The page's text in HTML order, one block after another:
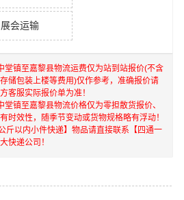
展会运输
堂镇至嘉黎县物流运费仅为站到站报价(不含
储包装上楼等费用)仅作参考，准确报价请
客服实际报价单为准！
堂镇至嘉黎县物流价格仅为零担散货报价、
时效性，随季节变动或货物规格略有浮动！
斤以内小件快递】物品请直接联系【四通一
快递公司！